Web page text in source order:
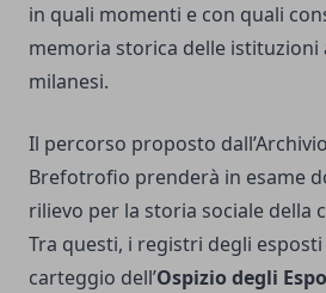
in quali momenti e con quali
memoria storica delle istituzioni
milanesi.
Il percorso proposto
Brefotrofio prenderà in esame
rilievo per la storia sociale della
Tra questi, i registri degli
carteggio dell’Ospizio degli